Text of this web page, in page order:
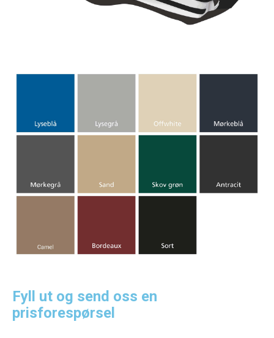
Fyll ut og send oss en
prisforespørsel